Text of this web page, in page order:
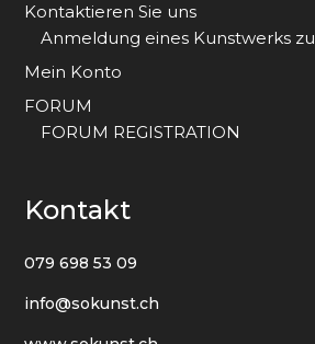
Kontaktieren Sie uns
Anmeldung eines Kunstwerks
Mein Konto
FORUM
FORUM REGISTRATION
Kontakt
079 698 53 09
info@sokunst.ch